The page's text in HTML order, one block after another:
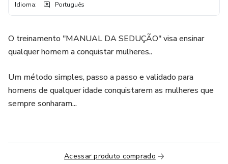
Idioma: Português
O treinamento "MANUAL DA SEDUÇÃO" visa ensinar
qualquer homem a conquistar mulheres..
Um método simples, passo a passo e validado para
homens de qualquer idade conquistarem as mulheres que
sempre sonharam...
Acessar produto comprado